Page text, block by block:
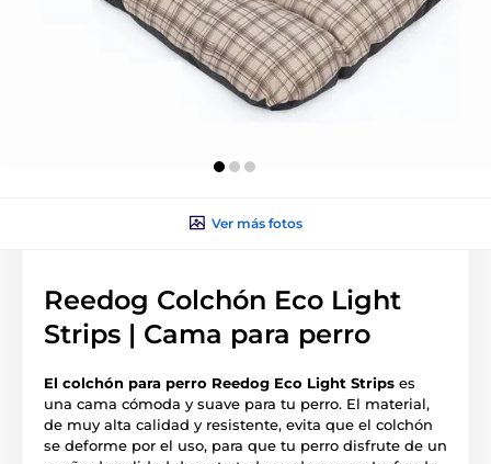
Ver más fotos
Reedog Colchón Eco Light
Strips | Cama para perro
El colchón para perro Reedog Eco Light Strips es
una cama cómoda y suave para tu perro. El material,
de muy alta calidad y resistente, evita que el colchón
se deforme por el uso, para que tu perro disfrute de un